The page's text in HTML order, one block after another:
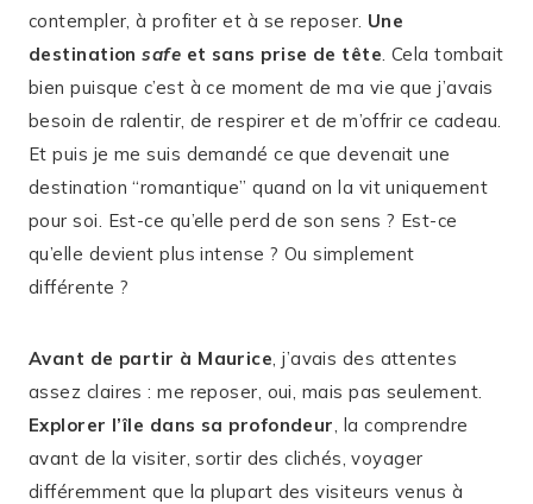
contempler, à profiter et à se reposer. Une
destinationsafe et sans prise de tête. Cela tombait
bien puisque c’est à ce moment de ma vie que j’avais
besoin de ralentir, de respirer et de m’offrir ce cadeau.
Et puis je me suis demandé ce que devenait une
destination “romantique” quand on la vit uniquement
pour soi. Est-ce qu’elle perd de son sens ? Est-ce
qu’elle devient plus intense ? Ou simplement
différente ?
Avant de partir à Maurice, j’avais des attentes
assez claires : me reposer, oui, mais pas seulement.
Explorer l’île dans sa profondeur, la comprendre
avant de la visiter, sortir des clichés, voyager
différemment que la plupart des visiteurs venus à